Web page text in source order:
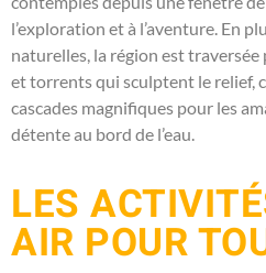
l’exploration et à l’aventure. En
naturelles, la région est
et torrents qui sculptent le relief,
cascades magnifiques pour les
détente au bord de l’eau.
LES
AIR POUR